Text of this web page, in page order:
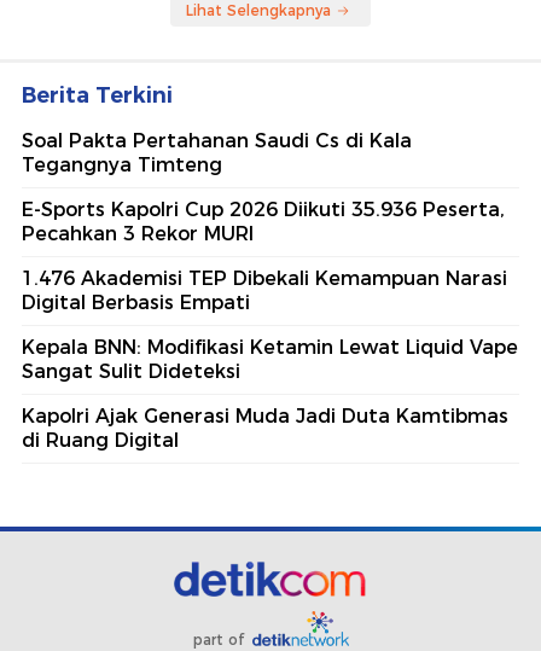
Lihat Selengkapnya
Berita Terkini
Soal Pakta Pertahanan Saudi Cs di Kala
Tegangnya Timteng
E-Sports Kapolri Cup 2026 Diikuti 35.936 Peserta,
Pecahkan 3 Rekor MURI
1.476 Akademisi TEP Dibekali Kemampuan Narasi
Digital Berbasis Empati
Kepala BNN: Modifikasi Ketamin Lewat Liquid Vape
Sangat Sulit Dideteksi
Kapolri Ajak Generasi Muda Jadi Duta Kamtibmas
di Ruang Digital
part of